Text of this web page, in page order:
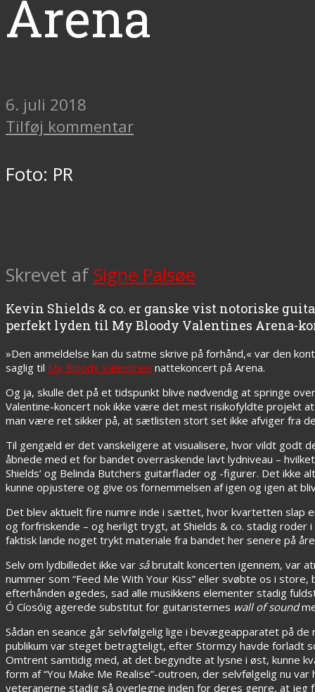
Arena
6. juli 2018
Tilføj kommentar
Foto: PR
Skrevet af Signe Palsøe
Kevin Shields & co. er ganske vist notoriske
perfekt lyden til My Bloody Valentines Arena-
»Den anmeldelse kan du satme skrive på forhånd,« var den
saglig til My Bloody Valentines nattekoncert på Arena.
Og ja, skulle det på et tidspunkt blive nødvendig at springe
Valentine-koncert nok ikke være det mest risikofyldte projekt
man være ret sikker på, at sætlisten stort set ikke afviger fra
Til gengæld er det vanskeligere at visualisere, hvor vildt godt
åbnede med et for bandet overraskende lavt lydniveau –
Shields’ og Belinda Butchers guitarflader og -figurer. Det ikke
kunne opjustere og give os fornemmelsen af igen og igen at
Det blev aktuelt fire numre inde i sættet, hvor kvartetten slap
og forfriskende – og herligt trygt, at Shields & co. stadig roder
faktisk lande noget trykt materiale fra bandet her senere på
Selv om lydbilledet ikke var såbrutalt koncerten igennem, var
nummer som “Feed Me With Your Kiss” eller svøbte os i
efterhånden øgedes, sad alle musikkens elementer stadig
Ó Cíosóig agerede substitut for guitaristernes wall of sound
Sådan en seance går selvfølgelig lige i bevægeapparatet på
publikum var steget betragteligt, efter Stormzy havde forladt
Omtrent samtidig med, at det begyndte at lysne i øst, kunne
form af “You Make Me Realise”-outroen, der selvfølgelig nu
veteranerne stadig så overlegne inden for deres genre, at